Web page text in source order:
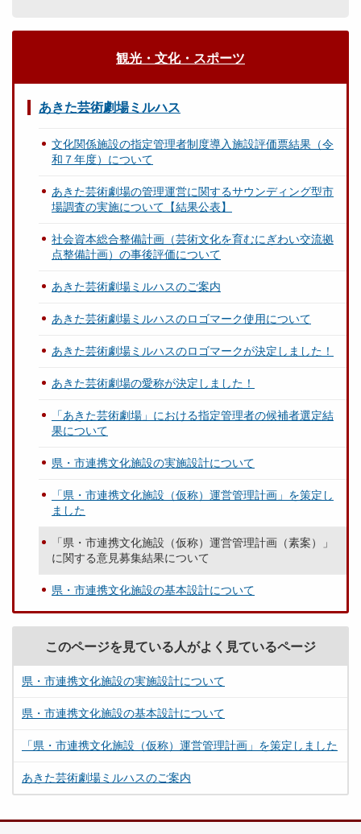
観光・文化・スポーツ
あきた芸術劇場ミルハス
文化関係施設の指定管理者制度導入施設評価票結果（令
和７年度）について
あきた芸術劇場の管理運営に関するサウンディング型市
場調査の実施について【結果公表】
社会資本総合整備計画（芸術文化を育むにぎわい交流拠
点整備計画）の事後評価について
あきた芸術劇場ミルハスのご案内
あきた芸術劇場ミルハスのロゴマーク使用について
あきた芸術劇場ミルハスのロゴマークが決定しました！
あきた芸術劇場の愛称が決定しました！
「あきた芸術劇場」における指定管理者の候補者選定結
果について
県・市連携文化施設の実施設計について
「県・市連携文化施設（仮称）運営管理計画」を策定し
ました
「県・市連携文化施設（仮称）運営管理計画（素案）」
に関する意見募集結果について
県・市連携文化施設の基本設計について
このページを見ている人がよく見ているページ
県・市連携文化施設の実施設計について
県・市連携文化施設の基本設計について
「県・市連携文化施設（仮称）運営管理計画」を策定しました
あきた芸術劇場ミルハスのご案内